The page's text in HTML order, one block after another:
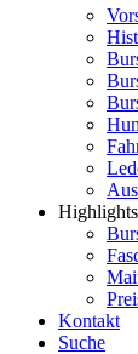
Highlights
Kontakt
Suche